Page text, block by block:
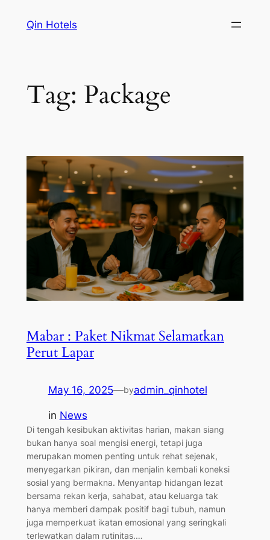
Qin Hotels
Tag: Package
Mabar : Paket Nikmat Selamatkan
Perut Lapar
May 16, 2025—byadmin_qinhotel
in News
Di tengah kesibukan aktivitas harian, makan siang
bukan hanya soal mengisi energi, tetapi juga
merupakan momen penting untuk rehat sejenak,
menyegarkan pikiran, dan menjalin kembali koneksi
sosial yang bermakna. Menyantap hidangan lezat
bersama rekan kerja, sahabat, atau keluarga tak
hanya memberi dampak positif bagi tubuh, namun
juga memperkuat ikatan emosional yang seringkali
terlewatkan dalam rutinitas.…